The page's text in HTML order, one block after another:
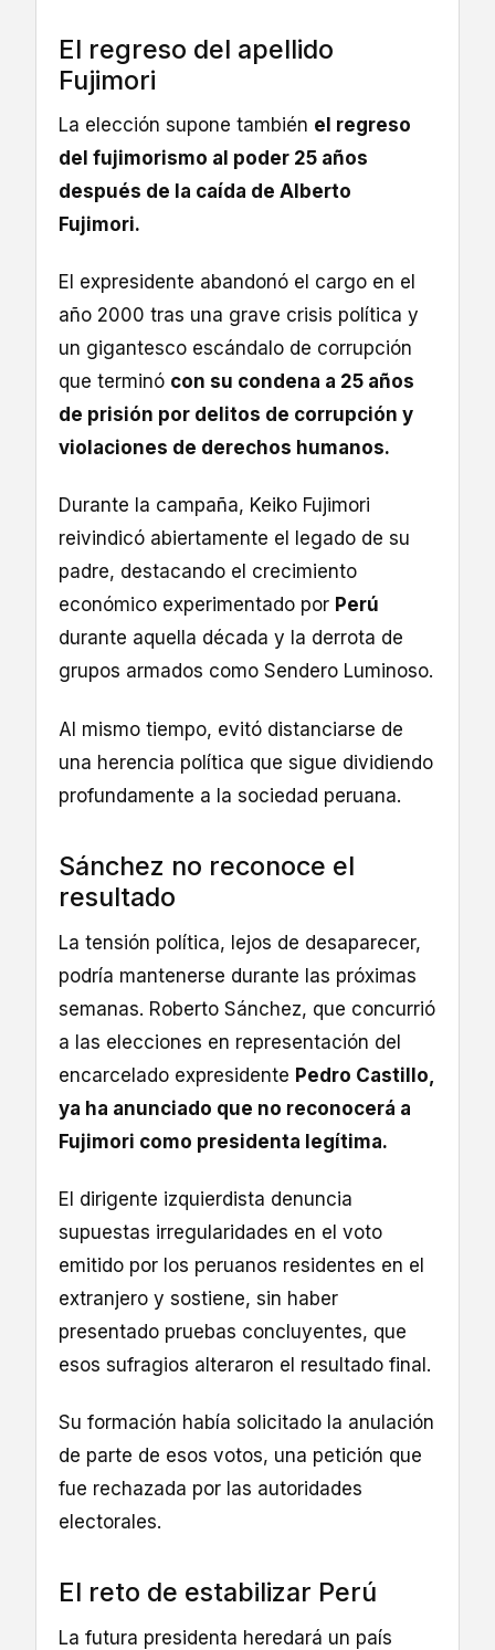
El regreso del apellido
Fujimori
La elección supone también el regreso
del fujimorismo al poder 25 años
después de la caída de Alberto
Fujimori.
El expresidente abandonó el cargo en el
año 2000 tras una grave crisis política y
un gigantesco escándalo de corrupción
que terminó con su condena a 25 años
de prisión por delitos de corrupción y
violaciones de derechos humanos.
Durante la campaña, Keiko Fujimori
reivindicó abiertamente el legado de su
padre, destacando el crecimiento
económico experimentado por Perú
durante aquella década y la derrota de
grupos armados como Sendero Luminoso.
Al mismo tiempo, evitó distanciarse de
una herencia política que sigue dividiendo
profundamente a la sociedad peruana.
Sánchez no reconoce el
resultado
La tensión política, lejos de desaparecer,
podría mantenerse durante las próximas
semanas. Roberto Sánchez, que concurrió
a las elecciones en representación del
encarcelado expresidente Pedro Castillo,
ya ha anunciado que no reconocerá a
Fujimori como presidenta legítima.
El dirigente izquierdista denuncia
supuestas irregularidades en el voto
emitido por los peruanos residentes en el
extranjero y sostiene, sin haber
presentado pruebas concluyentes, que
esos sufragios alteraron el resultado final.
Su formación había solicitado la anulación
de parte de esos votos, una petición que
fue rechazada por las autoridades
electorales.
El reto de estabilizar Perú
La futura presidenta heredará un país